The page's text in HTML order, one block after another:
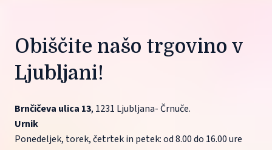
Obiščite našo trgovino v
Ljubljani!
Brnčičeva ulica 13, 1231 Ljubljana- Črnuče.
Urnik
Ponedeljek, torek, četrtek in petek: od 8.00 do 16.00 ure